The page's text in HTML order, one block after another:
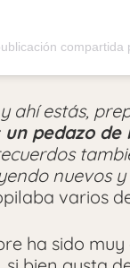
ahí estás,
un pedazo de
nuevos
varios
ha sido